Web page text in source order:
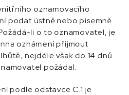
oznamovacího
podat ústně nebo písemně
li o to oznamovatel, je
oznámení přijmout
nejdéle však do 14 dnů
požádal.
podle odstavce C.1 je